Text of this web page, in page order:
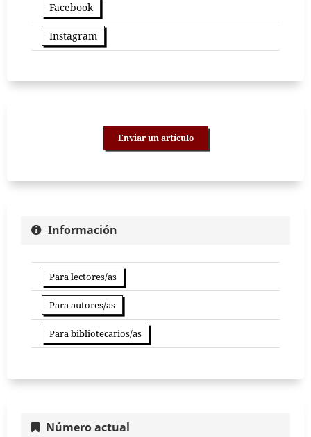
Facebook
Instagram
Enviar un artículo
Información
Para lectores/as
Para autores/as
Para bibliotecarios/as
Número actual